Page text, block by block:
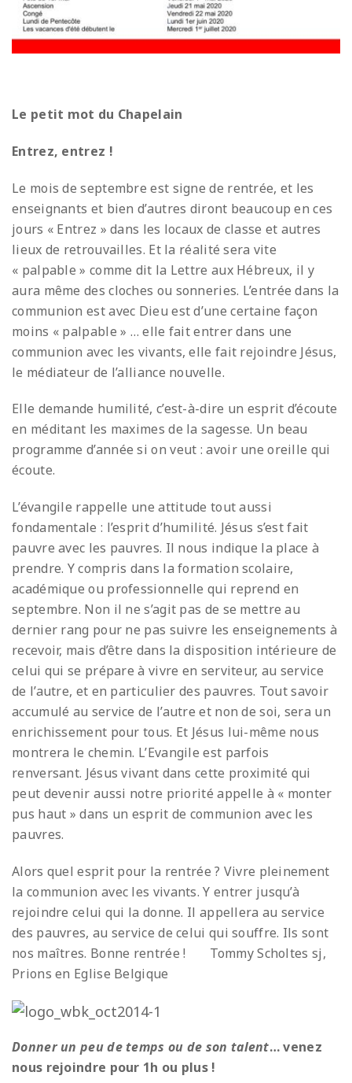
Le petit mot du Chapelain
Entrez, entrez !
Le mois de septembre est signe de rentrée, et les
enseignants et bien d’autres diront beaucoup en ces
jours « Entrez » dans les locaux de classe et autres
lieux de retrouvailles. Et la réalité sera vite
« palpable » comme dit la Lettre aux Hébreux, il y
aura même des cloches ou sonneries. L’entrée dans la
communion est avec Dieu est d’une certaine façon
moins « palpable » … elle fait entrer dans une
communion avec les vivants, elle fait rejoindre Jésus,
le médiateur de l’alliance nouvelle.
Elle demande humilité, c’est-à-dire un esprit d’écoute
en méditant les maximes de la sagesse. Un beau
programme d’année si on veut : avoir une oreille qui
écoute.
L’évangile rappelle une attitude tout aussi
fondamentale : l’esprit d’humilité. Jésus s’est fait
pauvre avec les pauvres. Il nous indique la place à
prendre. Y compris dans la formation scolaire,
académique ou professionnelle qui reprend en
septembre. Non il ne s’agit pas de se mettre au
dernier rang pour ne pas suivre les enseignements à
recevoir, mais d’être dans la disposition intérieure de
celui qui se prépare à vivre en serviteur, au service
de l’autre, et en particulier des pauvres. Tout savoir
accumulé au service de l’autre et non de soi, sera un
enrichissement pour tous. Et Jésus lui-même nous
montrera le chemin. L’Evangile est parfois
renversant. Jésus vivant dans cette proximité qui
peut devenir aussi notre priorité appelle à « monter
pus haut » dans un esprit de communion avec les
pauvres.
Alors quel esprit pour la rentrée ? Vivre pleinement
la communion avec les vivants. Y entrer jusqu’à
rejoindre celui qui la donne. Il appellera au service
des pauvres, au service de celui qui souffre. Ils sont
nos maîtres. Bonne rentrée ! Tommy Scholtes sj,
Prions en Eglise Belgique
Donner un peu de temps ou de son talent… venez
nous rejoindre pour 1h ou plus !